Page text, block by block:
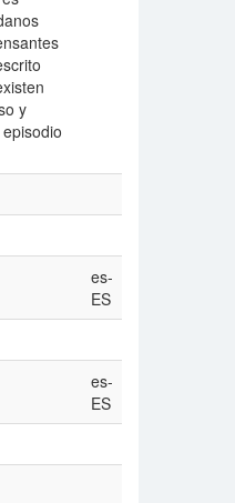
y
es-
ES
es-
ES